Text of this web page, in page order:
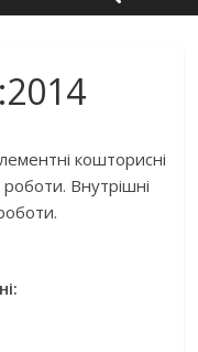
кошторисні
Внутрішні